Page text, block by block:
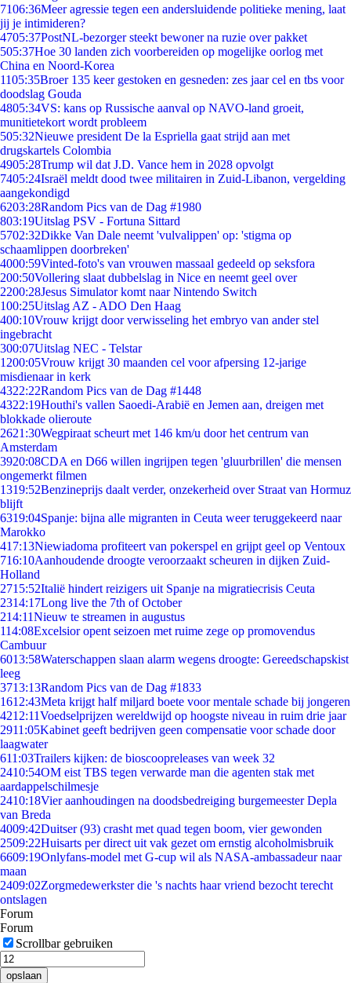
7106:36Meer agressie tegen een andersluidende politieke mening, laat
jij je intimideren?
4705:37PostNL-bezorger steekt bewoner na ruzie over pakket
505:37Hoe 30 landen zich voorbereiden op mogelijke oorlog met
China en Noord-Korea
1105:35Broer 135 keer gestoken en gesneden: zes jaar cel en tbs voor
doodslag Gouda
4805:34VS: kans op Russische aanval op NAVO-land groeit,
munitietekort wordt probleem
505:32Nieuwe president De la Espriella gaat strijd aan met
drugskartels Colombia
4905:28Trump wil dat J.D. Vance hem in 2028 opvolgt
7405:24Israël meldt dood twee militairen in Zuid-Libanon, vergelding
aangekondigd
6203:28Random Pics van de Dag #1980
803:19Uitslag PSV - Fortuna Sittard
5702:32Dikke Van Dale neemt 'vulvalippen' op: 'stigma op
schaamlippen doorbreken'
4000:59Vinted-foto's van vrouwen massaal gedeeld op seksfora
200:50Vollering slaat dubbelslag in Nice en neemt geel over
2200:28Jesus Simulator komt naar Nintendo Switch
100:25Uitslag AZ - ADO Den Haag
400:10Vrouw krijgt door verwisseling het embryo van ander stel
ingebracht
300:07Uitslag NEC - Telstar
1200:05Vrouw krijgt 30 maanden cel voor afpersing 12-jarige
misdienaar in kerk
4322:22Random Pics van de Dag #1448
4322:19Houthi's vallen Saoedi-Arabië en Jemen aan, dreigen met
blokkade olieroute
2621:30Wegpiraat scheurt met 146 km/u door het centrum van
Amsterdam
3920:08CDA en D66 willen ingrijpen tegen 'gluurbrillen' die mensen
ongemerkt filmen
1319:52Benzineprijs daalt verder, onzekerheid over Straat van Hormuz
blijft
6319:04Spanje: bijna alle migranten in Ceuta weer teruggekeerd naar
Marokko
417:13Niewiadoma profiteert van pokerspel en grijpt geel op Ventoux
716:10Aanhoudende droogte veroorzaakt scheuren in dijken Zuid-
Holland
2715:52Italië hindert reizigers uit Spanje na migratiecrisis Ceuta
2314:17Long live the 7th of October
214:11Nieuw te streamen in augustus
114:08Excelsior opent seizoen met ruime zege op promovendus
Cambuur
6013:58Waterschappen slaan alarm wegens droogte: Gereedschapskist
leeg
3713:13Random Pics van de Dag #1833
1612:43Meta krijgt half miljard boete voor mentale schade bij jongeren
4212:11Voedselprijzen wereldwijd op hoogste niveau in ruim drie jaar
2911:05Kabinet geeft bedrijven geen compensatie voor schade door
laagwater
611:03Trailers kijken: de bioscoopreleases van week 32
2410:54OM eist TBS tegen verwarde man die agenten stak met
aardappelschilmesje
2410:18Vier aanhoudingen na doodsbedreiging burgemeester Depla
van Breda
4009:42Duitser (93) crasht met quad tegen boom, vier gewonden
2509:22Huisarts per direct uit vak gezet om ernstig alcoholmisbruik
6609:19Onlyfans-model met G-cup wil als NASA-ambassadeur naar
maan
2409:02Zorgmedewerkster die 's nachts haar vriend bezocht terecht
ontslagen
Forum
Forum
Scrollbar gebruiken
opslaan